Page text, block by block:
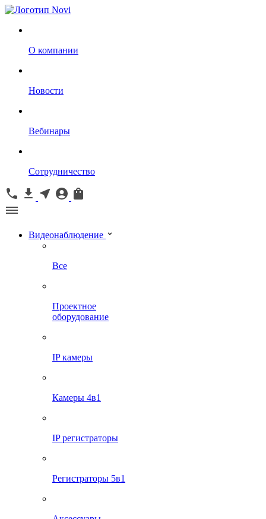
О компании
Новости
Вебинары
Сотрудничество
Видеонаблюдение
Все
Проектное
оборудование
IP камеры
Камеры 4в1
IP регистраторы
Регистраторы 5в1